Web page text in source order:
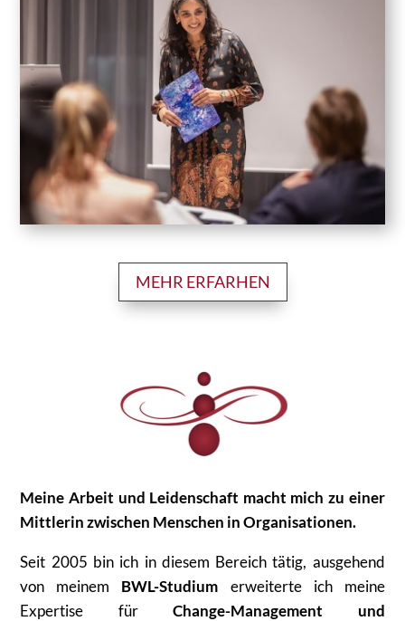
MEHR ERFARHEN
Meine Arbeit und Leidenschaft macht mich zu einer
Mittlerin zwischen Menschen in Organisationen.
Seit 2005 bin ich in diesem Bereich tätig, ausgehend
von meinem BWL-Studium erweiterte ich meine
Expertise fürChange-Management und